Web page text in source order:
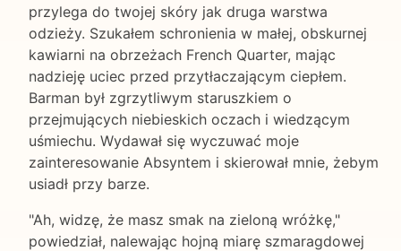
przylega do twojej skóry jak druga warstwa
odzieży. Szukałem schronienia w małej, obskurnej
kawiarni na obrzeżach French Quarter, mając
nadzieję uciec przed przytłaczającym ciepłem.
Barman był zgrzytliwym staruszkiem o
przejmujących niebieskich oczach i wiedzącym
uśmiechu. Wydawał się wyczuwać moje
zainteresowanie Absyntem i skierował mnie, żebym
usiadł przy barze.
"Ah, widzę, że masz smak na zieloną wróżkę,"
powiedział, nalewając hojną miarę szmaragdowej